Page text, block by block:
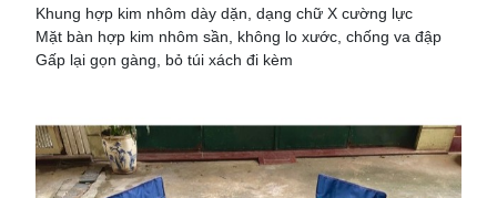
Khung hợp kim nhôm dày dặn, dạng chữ X cường lực
Mặt bàn hợp kim nhôm sần, không lo xước, chống va đập
Gấp lại gọn gàng, bỏ túi xách đi kèm